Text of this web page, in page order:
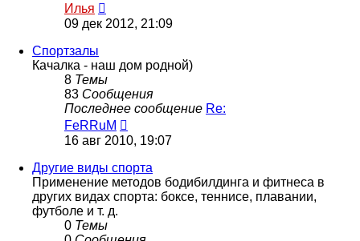
Илья
к
09 дек 2012, 21:09
Спортзалы
Качалка - наш дом родной)
8 Темы
83 Сообщения
Последнее сообщение Re:
FeRRuM
к
сообщению
16 авг 2010, 19:07
Другие виды спорта
Применение методов бодибилдинга и фитнеса в
других видах спорта: боксе, теннисе, плавании,
футболе и т. д.
0 Темы